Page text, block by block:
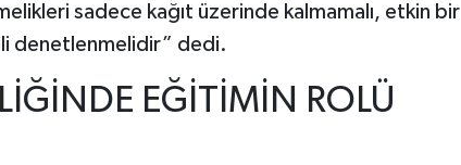
sadece kağıt üzerinde kalmamalı, etkin bir
denetlenmelidir” dedi.
EĞİTİMİN ROLÜ